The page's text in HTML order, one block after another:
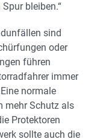
bleiben.“
sind
oder
führen
immer
normale
mehr Schutz als
Protektoren
sollte auch die